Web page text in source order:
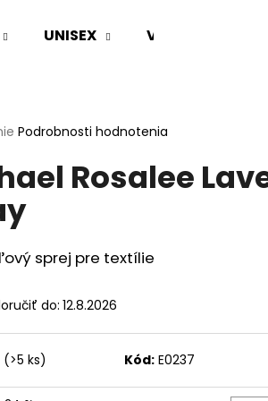
UNISEX VONNÉ HMLY
Podrobnosti hodnotenia
Rosalee
sprej pre textílie
do: 12.8.2026
(>5 ks) Kód: E0237